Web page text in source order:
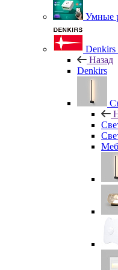
Умные
Denkirs
Назад
Denkirs